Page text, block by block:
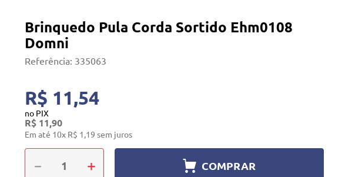
Brinquedo Pula Corda Sortido Ehm0108
Domni
Referência: 335063
R$ 11,54
no PIX
R$ 11,90
Em até 10x R$ 1,19 sem juros
＋
－ COMPRAR